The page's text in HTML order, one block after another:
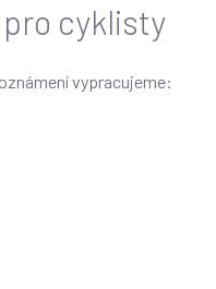
cyklisty
vypracujeme: